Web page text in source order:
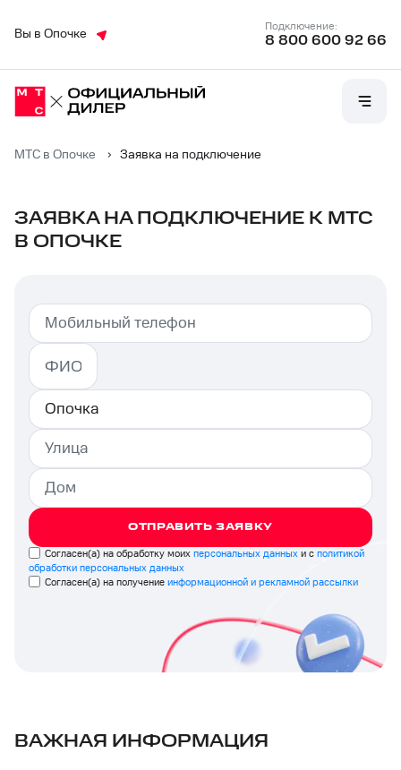
Вы в Опочке
Подключение:
8 800 600 92 66
МТС в Опочке › Заявка на подключение
ЗАЯВКА НА ПОДКЛЮЧЕНИЕ К МТС
В ОПОЧКЕ
ОТПРАВИТЬ ЗАЯВКУ
Согласен(а) на обработку моих персональных данных и с политикой
обработки персональных данных
Согласен(а) на получение информационной и рекламной рассылки
ВАЖНАЯ ИНФОРМАЦИЯ